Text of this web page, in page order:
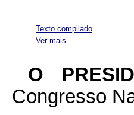
Ver mais...
Texto compilado
O
Congresso